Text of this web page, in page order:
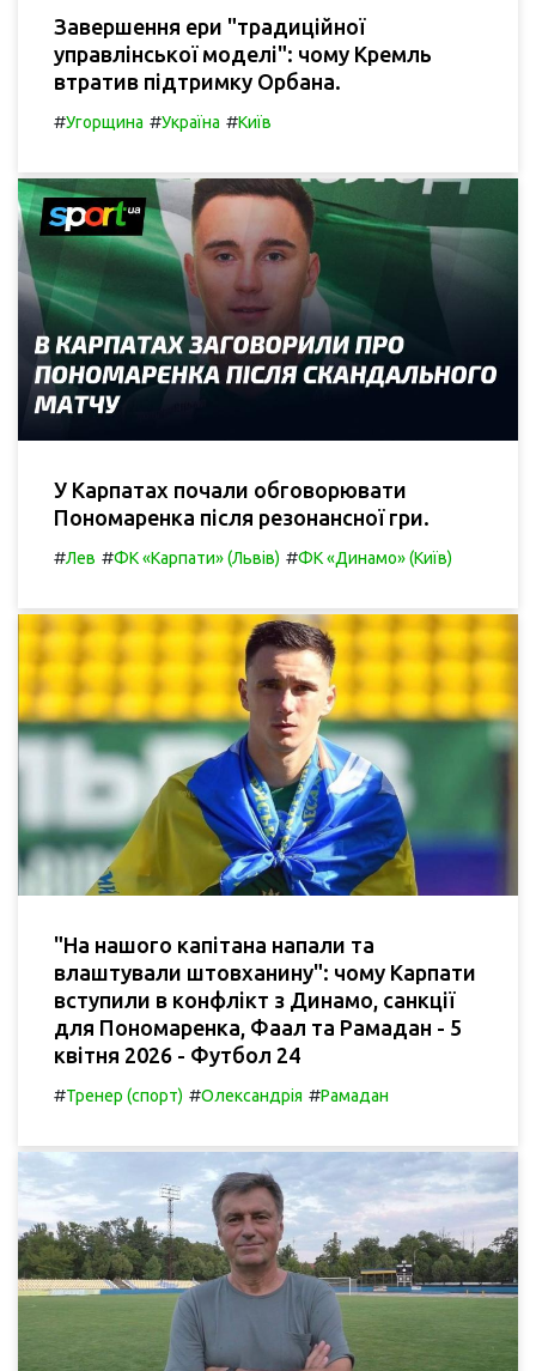
Завершення ери "традиційної
управлінської моделі": чому Кремль
втратив підтримку Орбана.
#Угорщина #Україна #Київ
У Карпатах почали обговорювати
Пономаренка після резонансної гри.
#Лев #ФК «Карпати» (Львів) #ФК «Динамо» (Київ)
"На нашого капітана напали та
влаштували штовханину": чому Карпати
вступили в конфлікт з Динамо, санкції
для Пономаренка, Фаал та Рамадан - 5
квітня 2026 - Футбол 24
#Тренер (спорт) #Олександрія #Рамадан